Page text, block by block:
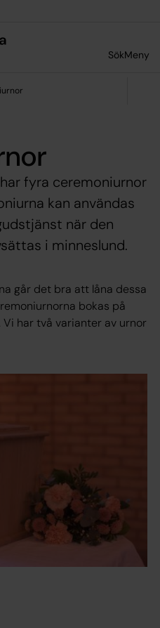
SökMeny
fyra ceremoniurnor
kan användas
när den
i minneslund.
går det bra att låna dessa
bokas på
har två varianter av urnor